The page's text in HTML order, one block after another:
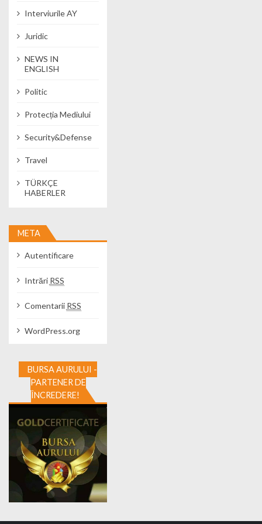
Interviurile AY
Juridic
NEWS IN
ENGLISH
Politic
Protecția Mediului
Security&Defense
Travel
TÜRKÇE
HABERLER
META
Autentificare
Intrări RSS
Comentarii RSS
WordPress.org
BURSA AURULUI -
PARTENER DE
ÎNCREDERE!